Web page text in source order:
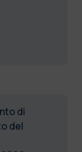
di
del